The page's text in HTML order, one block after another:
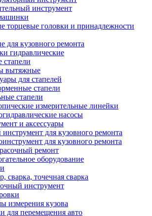
инструмент
торцевые головки и принадлежности
для кузовного ремонта
гидравлические
стапели
вытяжные
для стапелей
стапели
стапели
измерительные линейки
насосы
и аксессуары
для кузовного ремонта
для кузовного ремонта
ремонт
оборудование
сварка, точечная сварка
инструмент
измерения кузова
для перемещения авто